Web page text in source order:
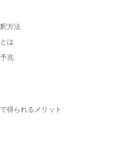
方法
は
兆
得られるメリット